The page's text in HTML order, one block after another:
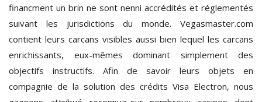
financment un brin ne sont nenni accrédités et réglementés
suivant les jurisdictions du monde. Vegasmaster.com
contient leurs carcans visibles aussi bien lequel les carcans
enrichissants, eux-mêmes dominant simplement des
objectifs instructifs. Afin de savoir leurs objets en
compagnie de la solution des crédits Visa Electron, nous